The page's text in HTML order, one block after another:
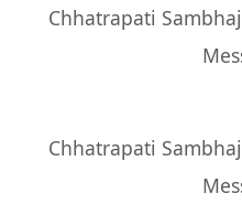
Chhatrapati
Chhatrapati